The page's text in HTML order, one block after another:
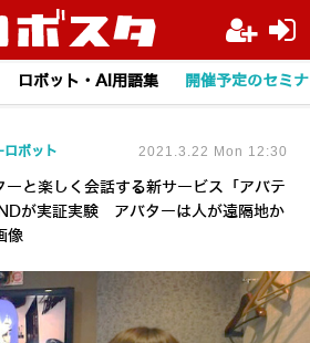
ロボット・AI用語集 開催予定のセミ
ーと楽しく会話する新サービス「アバテ
が実証実験 アバターは人が遠隔地か
像
ロボット 2021.3.22 Mon 12:30